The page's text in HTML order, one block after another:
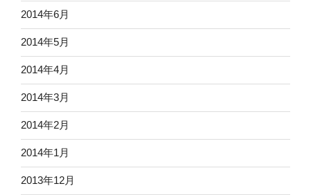
2014年6月
2014年5月
2014年4月
2014年3月
2014年2月
2014年1月
2013年12月